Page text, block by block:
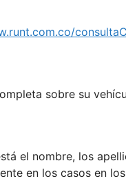
sobre su
el nombre, los
en los casos en